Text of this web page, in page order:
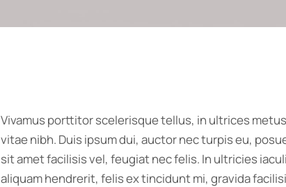
Vivamus porttitor scelerisque tellus, in ultrices
vitae nibh. Duis ipsum dui, auctor nec turpis eu,
sit amet facilisis vel, feugiat nec felis. In ultricies
aliquam hendrerit, felis ex tincidunt mi, gravida